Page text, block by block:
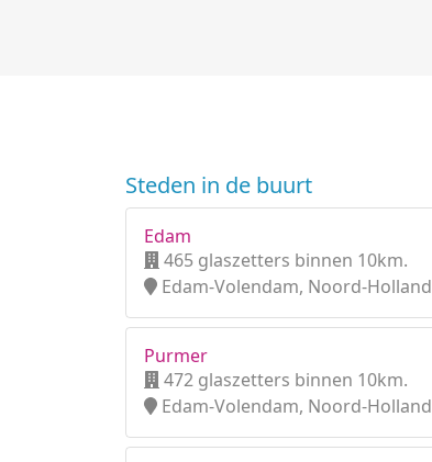
Steden in de buurt
Edam
465 glaszetters binnen 10km.
Edam-Volendam, Noord-Holland
Purmer
472 glaszetters binnen 10km.
Edam-Volendam, Noord-Holland